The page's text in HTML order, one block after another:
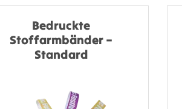
Bedruckte
Stoffarmbänder –
Standard